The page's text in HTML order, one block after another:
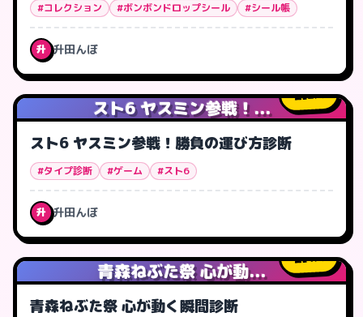
#コレクション #ボンボンドロップシール #シール帳
升 升田んぼ
スト6 ヤスミン参戦！...
2人
スト6 ヤスミン参戦！勝負の運び方診断
#タイプ診断 #ゲーム #スト6
升 升田んぼ
青森ねぶた祭 心が動...
4人
青森ねぶた祭 心が動く瞬間診断